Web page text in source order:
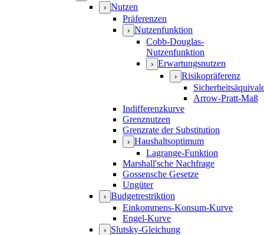
› Nutzen
Präferenzen
› Nutzenfunktion
Cobb-Douglas-
Nutzenfunktion
› Erwartungsnutzen
› Risikopräferenz
Arrow-Pratt-Maß
Indifferenzkurve
Grenznutzen
Grenzrate der Substitution
› Haushaltsoptimum
Lagrange-Funktion
Marshall'sche Nachfrage
Gossensche Gesetze
Ungüter
› Budgetrestriktion
Einkommens-Konsum-Kurve
Engel-Kurve
› Slutsky-Gleichung